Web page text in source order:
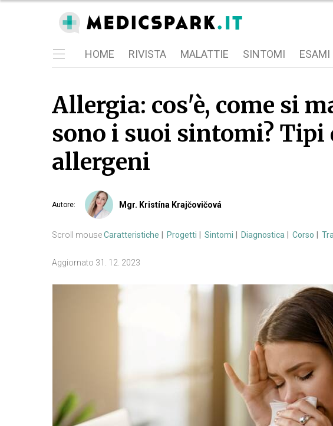
HOME RIVISTA MALATTIE SINTOMI ESAMI
Allergia: cos'è, come si
sono i suoi sintomi? Tipi
allergeni
Autore: Mgr. Kristína Krajčovičová
Scroll mouseCaratteristiche Progetti Sintomi Diagnostica Corso
Aggiornato 31. 12. 2023